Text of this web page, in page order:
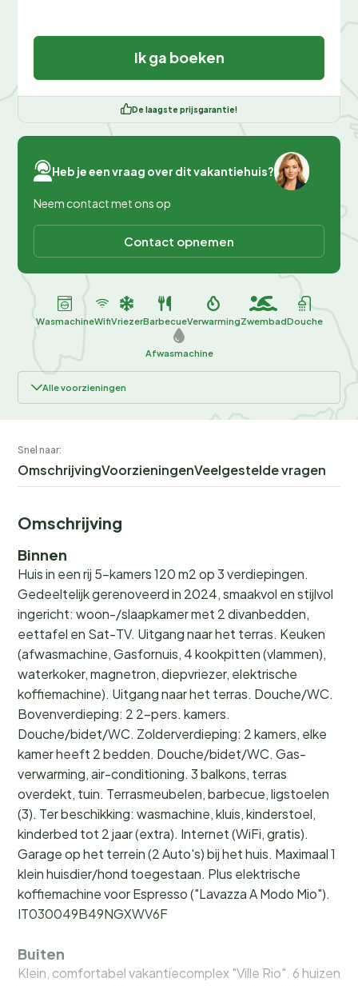
Ik ga boeken
De laagste prijsgarantie!
Heb je een vraag over dit vakantiehuis?
Neem contact met ons op
Contact opnemen
WasmachineWifiVriezerBarbecueVerwarmingZwembadDouche
Afwasmachine
Alle voorzieningen
Snel naar:
OmschrijvingVoorzieningenVeelgestelde vragen
Omschrijving
Binnen
Huis in een rij 5-kamers 120 m2 op 3 verdiepingen.
Gedeeltelijk gerenoveerd in 2024, smaakvol en stijlvol
ingericht: woon-/slaapkamer met 2 divanbedden,
eettafel en Sat-TV. Uitgang naar het terras. Keuken
(afwasmachine, Gasfornuis, 4 kookpitten (vlammen),
waterkoker, magnetron, diepvriezer, elektrische
koffiemachine). Uitgang naar het terras. Douche/WC.
Bovenverdieping: 2 2-pers. kamers.
Douche/bidet/WC. Zolderverdieping: 2 kamers, elke
kamer heeft 2 bedden. Douche/bidet/WC. Gas-
verwarming, air-conditioning. 3 balkons, terras
overdekt, tuin. Terrasmeubelen, barbecue, ligstoelen
(3). Ter beschikking: wasmachine, kluis, kinderstoel,
kinderbed tot 2 jaar (extra). Internet (WiFi, gratis).
Garage op het terrein (2 Auto's) bij het huis. Maximaal 1
klein huisdier/hond toegestaan. Plus elektrische
koffiemachine voor Espresso ("Lavazza A Modo Mio").
IT030049B49NGXWV6F
Buiten
Klein, comfortabel vakantiecomplex "Ville Rio". 6 huizen